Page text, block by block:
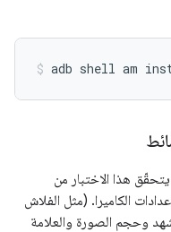
هذا الاختبار من
الكاميرا. (مثل الفلاش
وحجم الصورة والعلامة